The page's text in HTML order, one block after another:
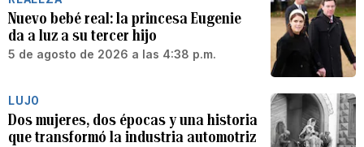
Nuevo bebé real: la princesa Eugenie
da a luz a su tercer hijo
5 de agosto de 2026 a las 4:38 p.m.
LUJO
Dos mujeres, dos épocas y una historia
que transformó la industria automotriz